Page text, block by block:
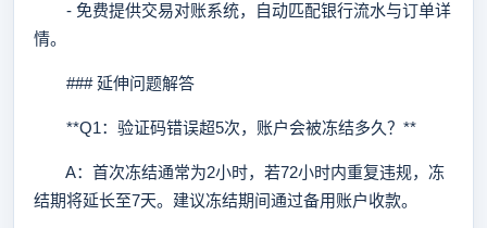
- 免费提供交易对账系统，自动匹配银行流水与订单详
情。
### 延伸问题解答
**Q1：验证码错误超5次，账户会被冻结多久？**
A：首次冻结通常为2小时，若72小时内重复违规，冻
结期将延长至7天。建议冻结期间通过备用账户收款。